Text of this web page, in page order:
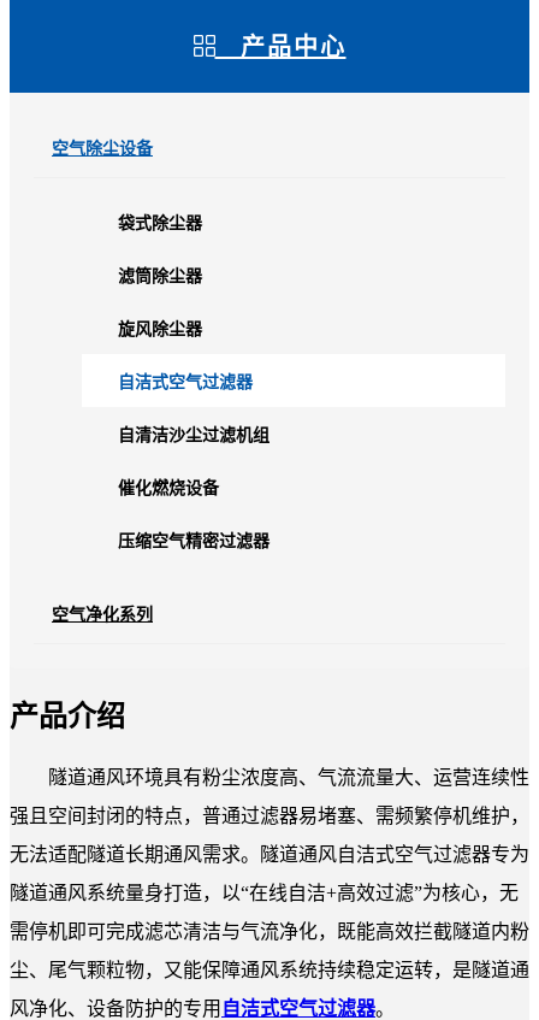
产品中心
空气除尘设备
袋式除尘器
滤筒除尘器
旋风除尘器
自洁式空气过滤器
自清洁沙尘过滤机组
催化燃烧设备
压缩空气精密过滤器
空气净化系列
产品介绍
隧道通风环境具有粉尘浓度高、气流流量大、运营连续性
强且空间封闭的特点，普通过滤器易堵塞、需频繁停机维护，
无法适配隧道长期通风需求。隧道通风自洁式空气过滤器专为
隧道通风系统量身打造，以“在线自洁+高效过滤”为核心，无
需停机即可完成滤芯清洁与气流净化，既能高效拦截隧道内粉
尘、尾气颗粒物，又能保障通风系统持续稳定运转，是隧道通
风净化、设备防护的专用 自洁式空气过滤器。